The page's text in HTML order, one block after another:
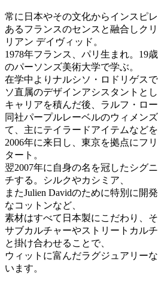
常に日本やその文化からインスピ
あるフランスのセンスと融合しク
リアン デイヴィッド。
1978年フランス、パリ生まれ。19
のパーソンズ美術大学で学ぶ。
在学中よりナルシソ・ロドリゲス
ソ直属のデザインアシスタントと
キャリアを積んだ後、ラルフ・ロー
同社パープルレーベルのウィメン
て、主にテイラードアイテムなどを
2006年に来日し、東京を拠点にフ
タート。
翌2007年に自身の名を冠したシグ
チする。シルクやカシミア、
またJulien Davidのために特別に開
なコットンなど、
素材はすべて日本製にこだわり、
サブカルチャーやストリートカル
と掛け合わせることで、
ウィットに富んだラグジュアリー
います。